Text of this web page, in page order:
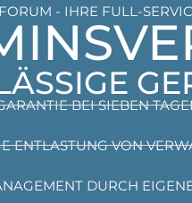
- IHRE FULL-
BEI SIEBEN
ENTLASTUNG VON
DURCH